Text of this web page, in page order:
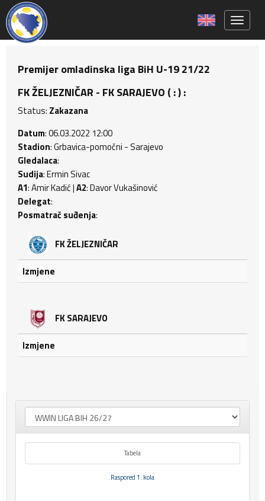
Premijer omladinska liga BiH U-19 21/22
FK ŽELJEZNIČAR - FK SARAJEVO ( : ) :
Status: Zakazana
Datum: 06.03.2022 12:00
Stadion: Grbavica-pomočni - Sarajevo
Gledalaca:
Sudija: Ermin Sivac
A1: Amir Kadić |A2: Davor Vukašinović
Delegat:
Posmatrač suđenja:
FK ŽELJEZNIČAR
Izmjene
FK SARAJEVO
Izmjene
Tabela
Raspored 1. kola